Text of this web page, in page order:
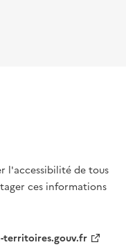
l'accessibilité de tous
ces informations
territoires.gouv.fr